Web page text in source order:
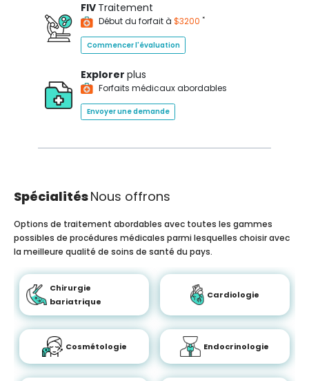
FIV Traitement
Début du forfait à $3200 *
Commencer l'évaluation
Explorer plus
Forfaits médicaux abordables
Envoyer une demande
SpécialitésNous offrons
Options de traitement abordables avec toutes les gammes
possibles de procédures médicales parmi lesquelles choisir avec
la meilleure qualité de soins de santé du pays.
Chirurgie
bariatrique
Cardiologie
Cosmétologie Endocrinologie